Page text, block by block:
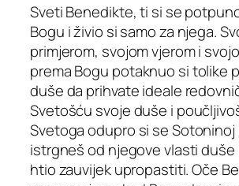
Sveti Benedikte, ti si se
Bogu i živio si samo za njega.
primjerom, svojom vjerom i
prema Bogu potaknuo si tolike
duše da prihvate ideale
Svetošću svoje duše i
Svetoga odupro si se Sotoninoj
istrgneš od njegove vlasti duše
htio zauvijek upropastiti. Oče